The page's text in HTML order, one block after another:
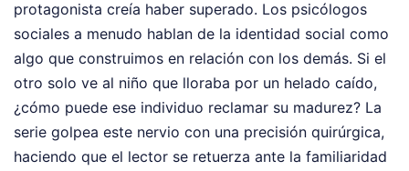
protagonista creía haber superado. Los psicólogos
sociales a menudo hablan de la identidad social como
algo que construimos en relación con los demás. Si el
otro solo ve al niño que lloraba por un helado caído,
¿cómo puede ese individuo reclamar su madurez? La
serie golpea este nervio con una precisión quirúrgica,
haciendo que el lector se retuerza ante la familiaridad